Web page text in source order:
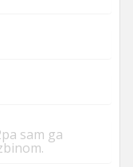
sam ga